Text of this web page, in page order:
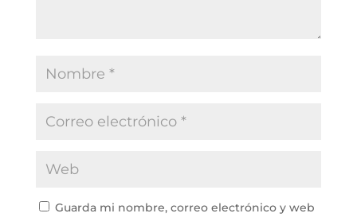
Guarda mi nombre, correo electrónico y web